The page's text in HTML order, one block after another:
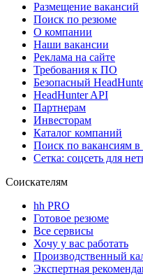
Размещение вакансий
Поиск по резюме
О компании
Наши вакансии
Реклама на сайте
Требования к ПО
Безопасный
HeadHunter API
Партнерам
Инвесторам
Каталог компаний
Поиск по вакансиям
Сетка: соцсеть для
Соискателям
hh PRO
Готовое резюме
Все сервисы
Хочу у вас работать
Производственный
Экспертная